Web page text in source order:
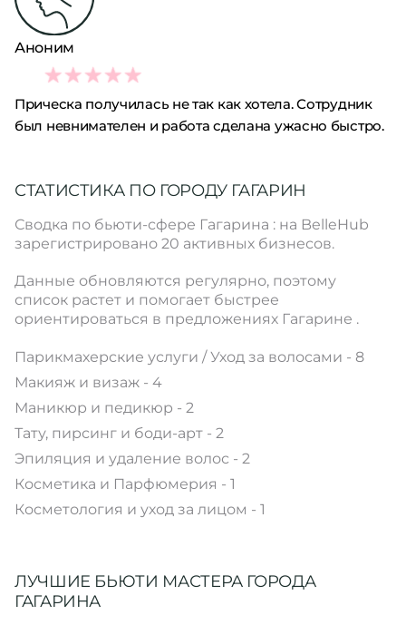
Аноним
1
Прическа получилась не так как хотела. Сотрудник
был невнимателен и работа сделана ужасно быстро.
СТАТИСТИКА ПО ГОРОДУ ГАГАРИН
Сводка по бьюти-сфере Гагарина : на BelleHub
зарегистрировано 20 активных бизнесов.
Данные обновляются регулярно, поэтому
список растет и помогает быстрее
ориентироваться в предложениях Гагарине .
Парикмахерские услуги / Уход за волосами - 8
Макияж и визаж - 4
Маникюр и педикюр - 2
Тату, пирсинг и боди-арт - 2
Эпиляция и удаление волос - 2
Косметика и Парфюмерия - 1
Косметология и уход за лицом - 1
ЛУЧШИЕ БЬЮТИ МАСТЕРА ГОРОДА
ГАГАРИНА